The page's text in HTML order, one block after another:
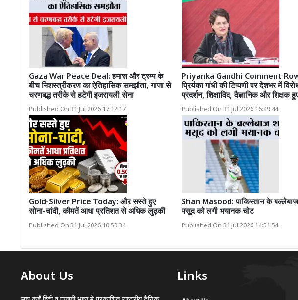
Gaza War Peace Deal: हमास और ट्रम्प के
बीच निशस्त्रीकरण का ऐतिहासिक समझौता, गाजा से
चरणबद्ध तरीके से हटेगी इजरायली सेना
Published On 31 Jul 2026 17:12:17
Priyanka Gandhi Comment
प्रियंका गांधी की टिप्पणी पर देशभर में
प्रदर्शन, शिक्षाविद, वैज्ञानिक और शिक्षक
Published On 31 Jul 2026 16:49:44
Gold-Silver Price Today: और सस्ते हुए
सोना-चांदी, कीमतें आधा प्रतिशत से अधिक लुढ़की
Published On 31 Jul 2026 10:50:34
Shan Masood: पाकिस्तान के
मसूद को लगी भयानक चोट
Published On 31 Jul 2026 14:51:54
About Us Links